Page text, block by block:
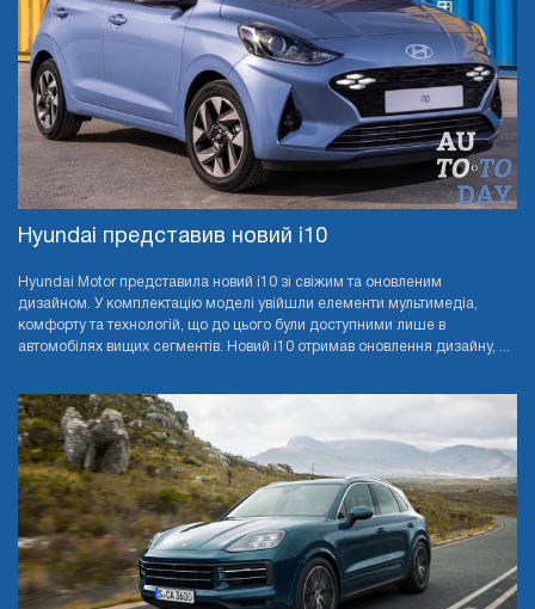
Hyundai представив новий i10
Hyundai Motor представила новий i10 зі свіжим та оновленим
дизайном. У комплектацію моделі увійшли елементи мультимедіа,
комфорту та технологій, що до цього були доступними лише в
автомобілях вищих сегментів. Новий i10 отримав оновлення дизайну, ...